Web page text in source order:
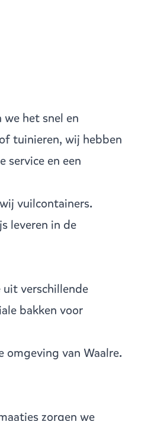
het snel en
tuinieren, wij hebben
service en een
vuilcontainers.
leveren in de
uit verschillende
bakken voor
omgeving van Waalre.
zorgen we